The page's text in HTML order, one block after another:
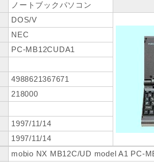
ノートブックパソコン
DOS/V
NEC
PC-MB12CUDA1
4988621367671
218000
1997/11/14
1997/11/14
mobio NX MB12C/UD model A1 PC-